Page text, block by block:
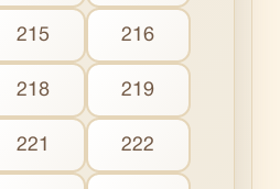
215 216
218 219
221 222